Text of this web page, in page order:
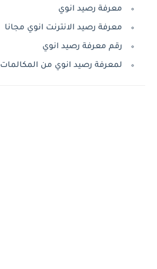
معرفة رصيد انوي
معرفة رصيد الانترنت انوي مجانا
رقم معرفة رصيد انوي
لمعرفة رصيد انوي من المكالمات